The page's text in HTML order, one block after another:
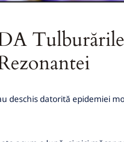
Tulburările
deschis datorită epidemiei